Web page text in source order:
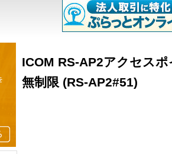
ICOM RS-AP2アクセス
無制限 (RS-AP2#51)